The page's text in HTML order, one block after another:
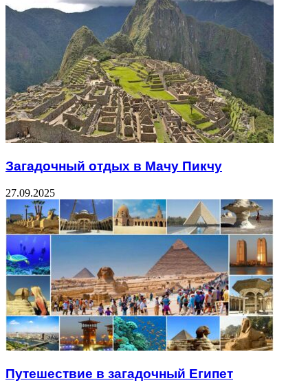
Загадочный отдых в Мачу Пикчу
27.09.2025
Путешествие в загадочный Египет